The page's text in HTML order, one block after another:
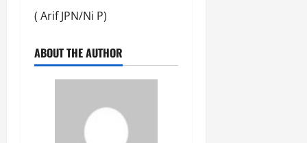
( Arif JPN/Ni P)
ABOUT THE AUTHOR